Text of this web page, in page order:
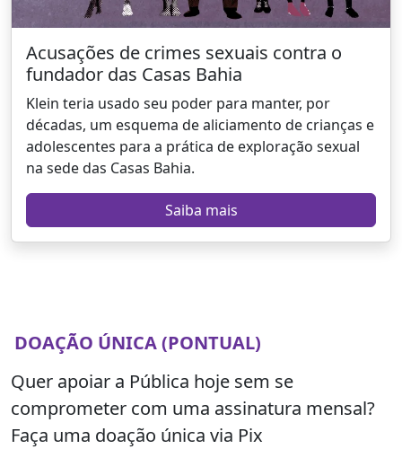
Acusações de crimes sexuais contra o
fundador das Casas Bahia
Klein teria usado seu poder para manter, por
décadas, um esquema de aliciamento de crianças e
adolescentes para a prática de exploração sexual
na sede das Casas Bahia.
Saiba mais
DOAÇÃO ÚNICA (PONTUAL)
Quer apoiar a Pública hoje sem se
comprometer com uma assinatura mensal?
Faça uma doação única via Pix